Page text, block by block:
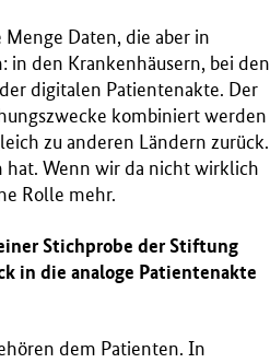
Daten, die aber in
den Krankenhäusern, bei den
digitalen Patientenakte. Der
kombiniert werden
zu anderen Ländern zurück.
hat. Wenn wir da nicht wirklich
Rolle mehr.
Stichprobe der Stiftung
in die analoge Patientenakte
dem Patienten. In